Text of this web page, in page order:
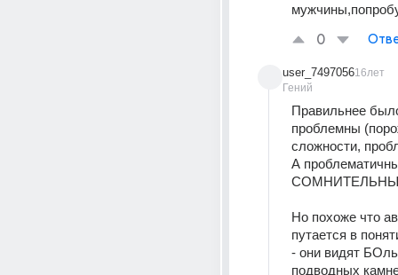
0
user_7497056
Гений
16лет
Правильнее
проблемны
сложности,
А
Но похоже что
путается в
- они видят
подводных